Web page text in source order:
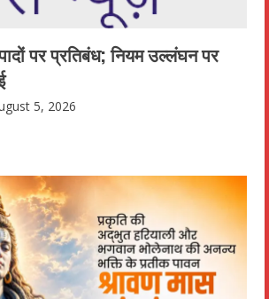
पर प्रतिबंध; नियम उल्लंघन पर
5, 2026